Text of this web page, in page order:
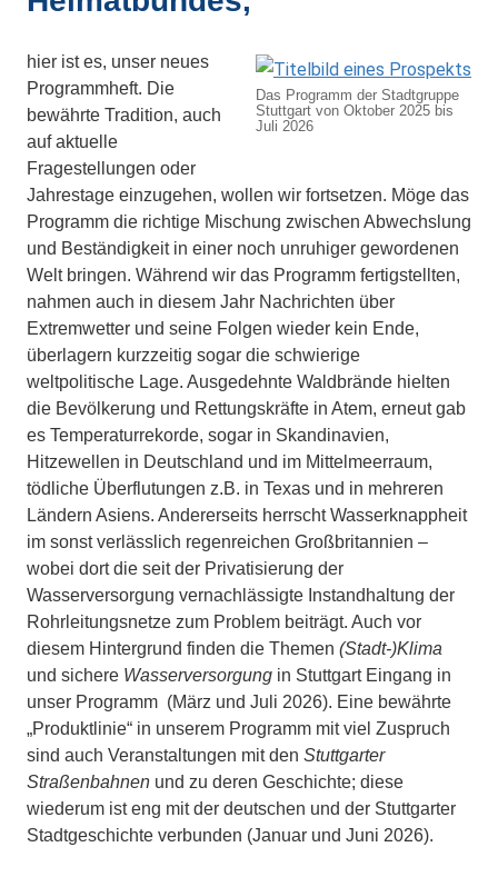
Das Programm der Stadtgruppe
Stuttgart von Oktober 2025 bis
Juli 2026
hier ist es, unser neues
Programmheft. Die
bewährte Tradition, auch
auf aktuelle
Fragestellungen oder
Jahrestage einzugehen, wollen wir fortsetzen. Möge das
Programm die richtige Mischung zwischen Abwechslung
und Beständigkeit in einer noch unruhiger gewordenen
Welt bringen. Während wir das Programm fertigstellten,
nahmen auch in diesem Jahr Nachrichten über
Extremwetter und seine Folgen wieder kein Ende,
überlagern kurzzeitig sogar die schwierige
weltpolitische Lage. Ausgedehnte Waldbrände hielten
die Bevölkerung und Rettungskräfte in Atem, erneut gab
es Temperaturrekorde, sogar in Skandinavien,
Hitzewellen in Deutschland und im Mittelmeerraum,
tödliche Überflutungen z.B. in Texas und in mehreren
Ländern Asiens. Andererseits herrscht Wasserknappheit
im sonst verlässlich regenreichen Großbritannien –
wobei dort die seit der Privatisierung der
Wasserversorgung vernachlässigte Instandhaltung der
Rohrleitungsnetze zum Problem beiträgt. Auch vor
diesem Hintergrund finden die Themen (Stadt-)Klima
und sichere Wasserversorgung in Stuttgart Eingang in
unser Programm (März und Juli 2026). Eine bewährte
„Produktlinie“ in unserem Programm mit viel Zuspruch
sind auch Veranstaltungen mit den Stuttgarter
Straßenbahnen und zu deren Geschichte; diese
wiederum ist eng mit der deutschen und der Stuttgarter
Stadtgeschichte verbunden (Januar und Juni 2026).